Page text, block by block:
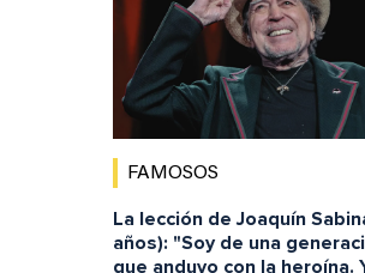
FAMOSOS
La lección de Joaquín
años): "Soy de una
que anduvo con la heroína.